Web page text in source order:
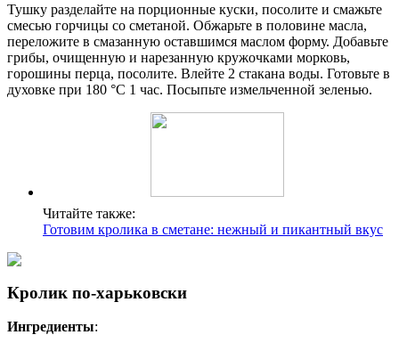
Тушку разделайте на порционные куски, посолите и смажьте
смесью горчицы со сметаной. Обжарьте в половине масла,
переложите в смазанную оставшимся маслом форму. Добавьте
грибы, очищенную и нарезанную кружочками морковь,
горошины перца, посолите. Влейте 2 стакана воды. Готовьте в
духовке при 180 °C 1 час. Посыпьте измельченной зеленью.
Читайте также:
Готовим кролика в сметане: нежный и пикантный вкус
Кролик по-харьковски
Ингредиенты: